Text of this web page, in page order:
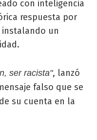
con inteligencia
respuesta por
un
ser racista", lanzó
falso que se
su cuenta en la